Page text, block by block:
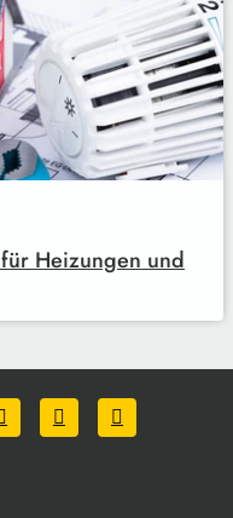
Heizungen und